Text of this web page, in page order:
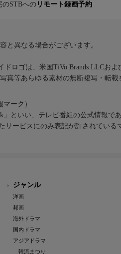
のSTBへの リモート録画予約
と異なる場合がございます。
ロゴは、米国TiVo Brands LLCお
真等あらゆる素材の無断複写・転載
ーク）
」といい、テレビ番組の公式情報で
サービスにのみ表記が許されている
ジャンル
洋画
邦画
海外ドラマ
国内ドラマ
アジアドラマ
韓流まつり